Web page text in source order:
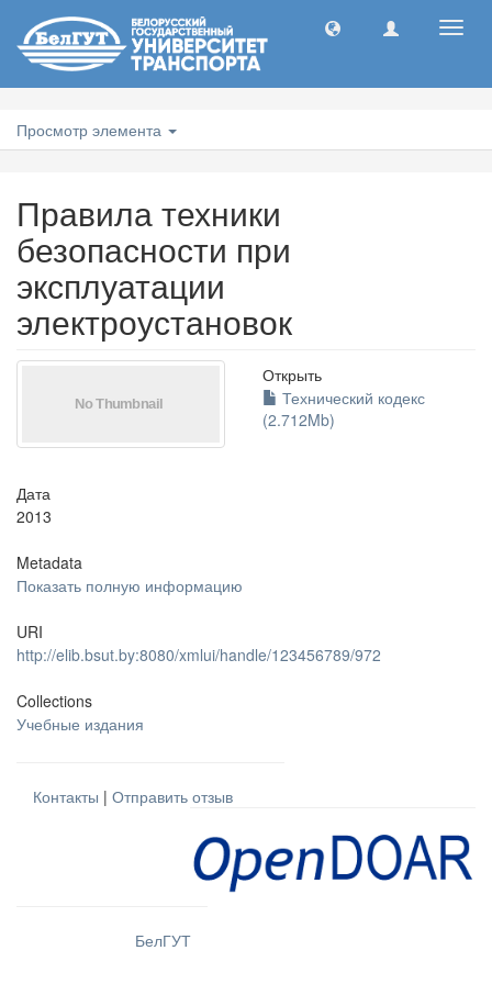
Просмотр элемента
Правила техники
безопасности при
эксплуатации
электроустановок
Открыть
Технический кодекс
(2.712Mb)
Дата
2013
Metadata
Показать полную информацию
URI
http://elib.bsut.by:8080/xmlui/handle/123456789/972
Collections
Учебные издания
Контакты | Отправить отзыв
БелГУТ